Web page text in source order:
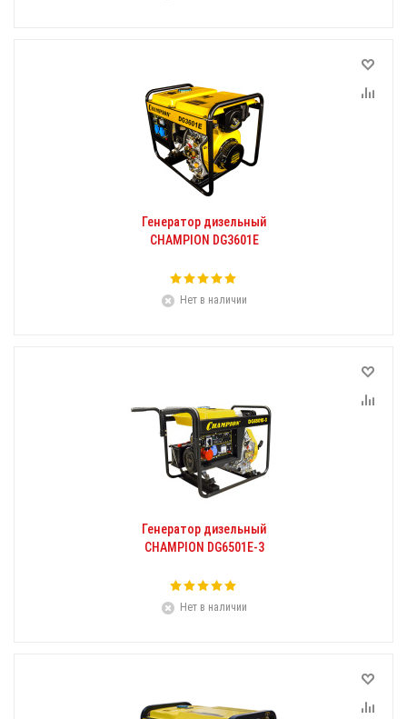
Генератор дизельный
CHAMPION DG3601E
Нет в наличии
Генератор дизельный
CHAMPION DG6501E-3
Нет в наличии